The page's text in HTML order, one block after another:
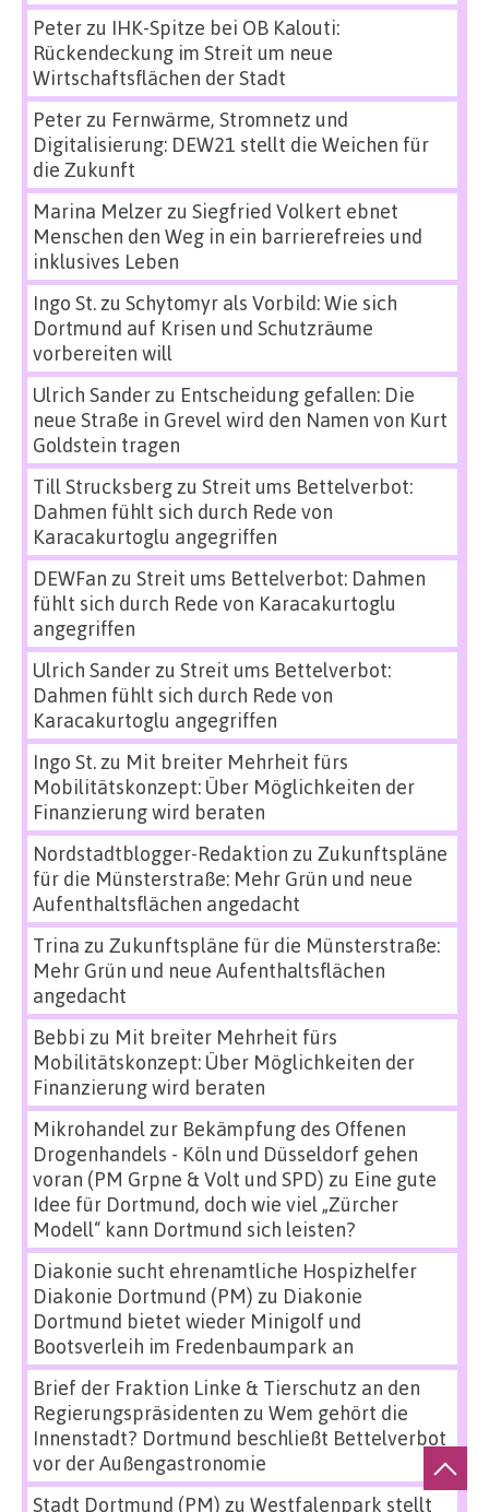
Peterzu IHK-Spitze bei OB Kalouti:
Rückendeckung im Streit um neue
Wirtschaftsflächen der Stadt
Peterzu Fernwärme, Stromnetz und
Digitalisierung: DEW21 stellt die Weichen für
die Zukunft
Marina Melzerzu Siegfried Volkert ebnet
Menschen den Weg in ein barrierefreies und
inklusives Leben
Ingo St.zu Schytomyr als Vorbild: Wie sich
Dortmund auf Krisen und Schutzräume
vorbereiten will
Ulrich Sanderzu Entscheidung gefallen: Die
neue Straße in Grevel wird den Namen von Kurt
Goldstein tragen
Till Strucksbergzu Streit ums Bettelverbot:
Dahmen fühlt sich durch Rede von
Karacakurtoglu angegriffen
DEWFan zu Streit ums Bettelverbot: Dahmen
fühlt sich durch Rede von Karacakurtoglu
angegriffen
Ulrich Sanderzu Streit ums Bettelverbot:
Dahmen fühlt sich durch Rede von
Karacakurtoglu angegriffen
Ingo St.zu Mit breiter Mehrheit fürs
Mobilitätskonzept: Über Möglichkeiten der
Finanzierung wird beraten
Nordstadtblogger-Redaktion zu Zukunftspläne
für die Münsterstraße: Mehr Grün und neue
Aufenthaltsflächen angedacht
Trina zu Zukunftspläne für die Münsterstraße:
Mehr Grün und neue Aufenthaltsflächen
angedacht
Bebbi zu Mit breiter Mehrheit fürs
Mobilitätskonzept: Über Möglichkeiten der
Finanzierung wird beraten
Mikrohandel zur Bekämpfung des Offenen
Drogenhandels - Köln und Düsseldorf gehen
voran (PM Grpne & Volt und SPD) zu Eine gute
Idee für Dortmund, doch wie viel „Zürcher
Modell“ kann Dortmund sich leisten?
Diakonie sucht ehrenamtliche Hospizhelfer
Diakonie Dortmund (PM) zu Diakonie
Dortmund bietet wieder Minigolf und
Bootsverleih im Fredenbaumpark an
Brief der Fraktion Linke & Tierschutz an den
Regierungspräsidenten zu Wem gehört die
Innenstadt? Dortmund beschließt Bettelverbot
vor der Außengastronomie
Stadt Dortmund (PM) zu Westfalenpark stellt